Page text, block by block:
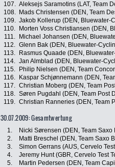
107. Aleksejs Saramotins (LAT, Team
108.
Mads Christensen (DEN, Team
109. Jakob Kollerup (DEN, Bluewater-
110.
Morten Voss Christiansen (DEN,
111.
Michael Johansen (DEN,
112. Glenn Bak (DEN, Bluewater-
113.
Rasmus Quaade (DEN,
114. Jan Almblad (DEN, Bluewater-
115.
Philip Nielsen (DEN, Team
116.
Kaspar Schjønnemann (DEN,
117. Christian Moberg (DEN, Team
118. Søren Pugdahl (DEN, Team Post
119. Christian Ranneries (DEN, Team
30.07.2009: Gesamtwertung
1. Nicki Sørensen (DEN, Team Saxo
2.
Matti Breschel (DEN, Team Saxo
3.
Simon Gerrans (AUS, Cervelo
4.
Jeremy Hunt (GBR, Cervelo Test
5.
Martin Pedersen (DEN, Team